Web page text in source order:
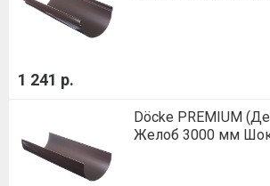
1 241 р.
Döcke PREMIUM
Желоб 3000 мм